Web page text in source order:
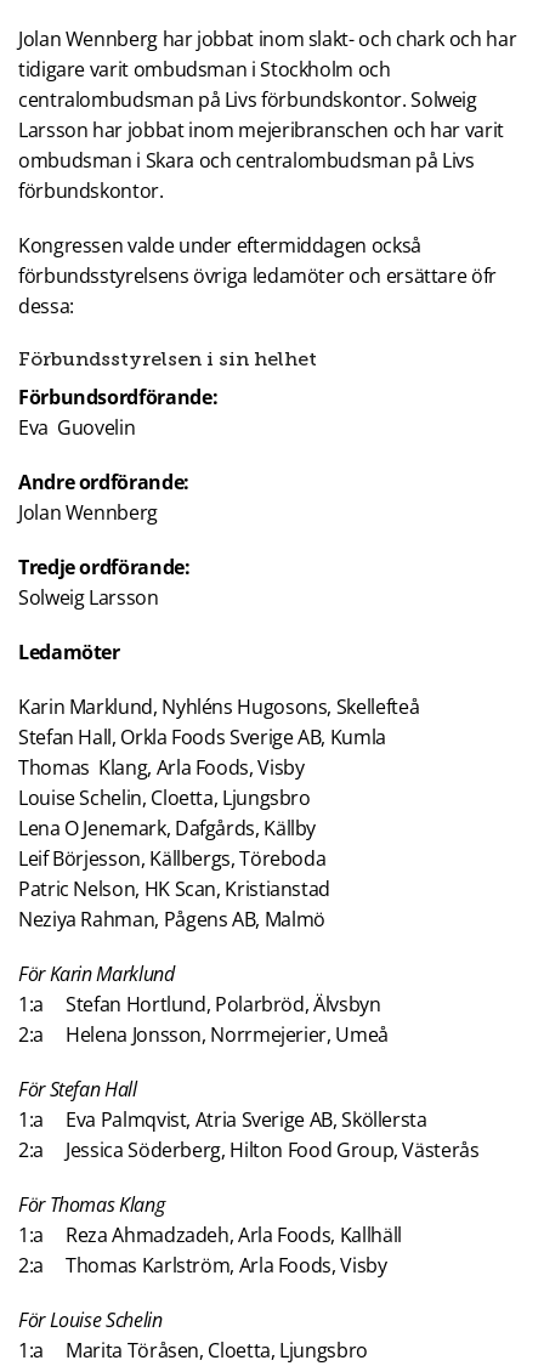
Jolan Wennberg har jobbat inom slakt- och chark och har
tidigare varit ombudsman i Stockholm och
centralombudsman på Livs förbundskontor. Solweig
Larsson har jobbat inom mejeribranschen och har varit
ombudsman i Skara och centralombudsman på Livs
förbundskontor.
Kongressen valde under eftermiddagen också
förbundsstyrelsens övriga ledamöter och ersättare öfr
dessa:
Förbundsstyrelsen i sin helhet
Förbundsordförande:
Eva Guovelin
Andre ordförande:
Jolan Wennberg
Tredje ordförande:
Solweig Larsson
Ledamöter
Karin Marklund, Nyhléns Hugosons, Skellefteå
Stefan Hall, Orkla Foods Sverige AB, Kumla
Thomas Klang, Arla Foods, Visby
Louise Schelin, Cloetta, Ljungsbro
Lena O Jenemark, Dafgårds, Källby
Leif Börjesson, Källbergs, Töreboda
Patric Nelson, HK Scan, Kristianstad
Neziya Rahman, Pågens AB, Malmö
För Karin Marklund
1:a Stefan Hortlund, Polarbröd, Älvsbyn
2:a Helena Jonsson, Norrmejerier, Umeå
För Stefan Hall
1:a Eva Palmqvist, Atria Sverige AB, Sköllersta
2:a Jessica Söderberg, Hilton Food Group, Västerås
För Thomas Klang
1:a Reza Ahmadzadeh, Arla Foods, Kallhäll
2:a Thomas Karlström, Arla Foods, Visby
För Louise Schelin
1:a Marita Töråsen, Cloetta, Ljungsbro